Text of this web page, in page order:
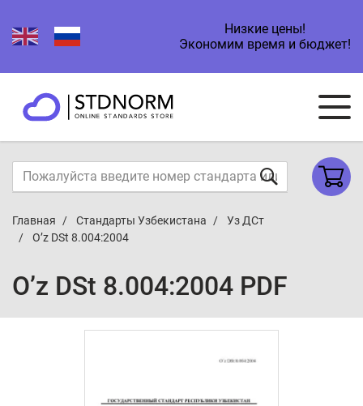
Низкие цены!
Экономим время и бюджет!
Главная Стандарты Узбекистана
Уз ДСт
O’z DSt 8.004:2004
O’z DSt 8.004:2004 PDF